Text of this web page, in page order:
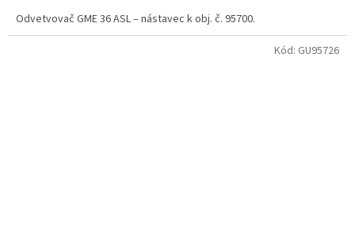
Odvetvovač GME 36 ASL – nástavec k obj. č. 95700.
Kód: GU95726